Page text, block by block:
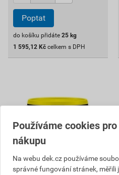
Poptat
do košíku přidáte 25 kg
1 595,12 Kč celkem s DPH
Používáme cookies
nákupu
Na webu dek.cz používáme
správné fungování stránek, měřili